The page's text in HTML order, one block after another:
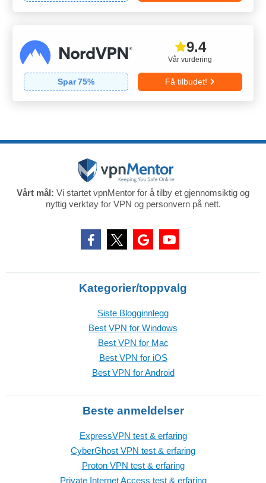
Vår vurdering
9.4
Spar75% Få tilbudet!
Vårt mål: Vi startet vpnMentor for å tilby et gjennomsiktig og
nyttig verktøy for VPN og personvern på nett.
Kategorier/toppvalg
Siste Blogginnlegg
Best VPN for Windows
Best VPN for Mac
Best VPN for iOS
Best VPN for Android
Beste anmeldelser
ExpressVPN test & erfaring
CyberGhost VPN test & erfaring
Proton VPN test & erfaring
Private Internet Access test & erfaring